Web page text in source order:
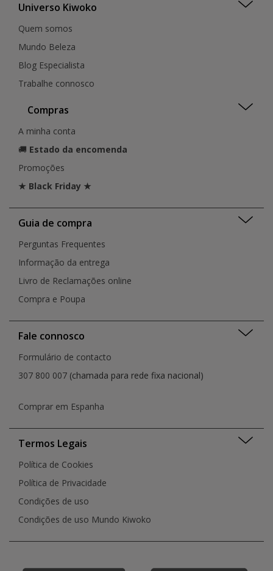
Universo Kiwoko
Quem somos
Mundo Beleza
Blog Especialista
Trabalhe connosco
Compras
A minha conta
🚚 Estado da encomenda
Promoções
★ Black Friday ★
Guia de compra
Perguntas Frequentes
Informação da entrega
Livro de Reclamações online
Compra e Poupa
Fale connosco
Formulário de contacto
307 800 007 (chamada para rede fixa nacional)
Comprar em Espanha
Termos Legais
Política de Cookies
Política de Privacidade
Condições de uso
Condições de uso Mundo Kiwoko